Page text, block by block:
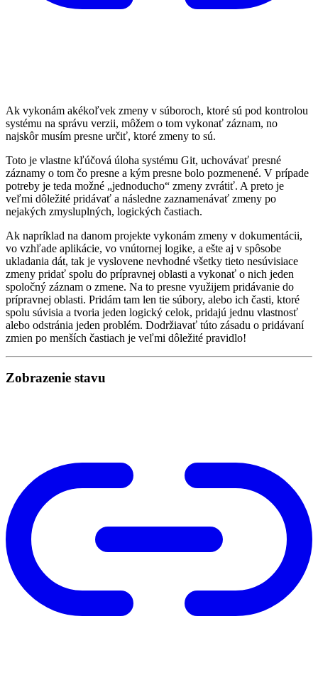
Ak vykonám akékoľvek zmeny v súboroch, ktoré sú pod kontrolou
systému na správu verzii, môžem o tom vykonať záznam, no
najskôr musím presne určiť, ktoré zmeny to sú.
Toto je vlastne kľúčová úloha systému Git, uchovávať presné
záznamy o tom čo presne a kým presne bolo pozmenené. V prípade
potreby je teda možné „jednoducho“ zmeny zvrátiť. A preto je
veľmi dôležité pridávať a následne zaznamenávať zmeny po
nejakých zmysluplných, logických častiach.
Ak napríklad na danom projekte vykonám zmeny v dokumentácii,
vo vzhľade aplikácie, vo vnútornej logike, a ešte aj v spôsobe
ukladania dát, tak je vyslovene nevhodné všetky tieto nesúvisiace
zmeny pridať spolu do prípravnej oblasti a vykonať o nich jeden
spoločný záznam o zmene. Na to presne využijem pridávanie do
prípravnej oblasti. Pridám tam len tie súbory, alebo ich časti, ktoré
spolu súvisia a tvoria jeden logický celok, pridajú jednu vlastnosť
alebo odstránia jeden problém. Dodržiavať túto zásadu o pridávaní
zmien po menších častiach je veľmi dôležité pravidlo!
Zobrazenie stavu